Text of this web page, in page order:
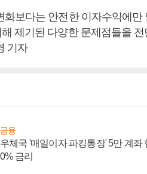
화보다는 안전한 이자수익에
제기된 다양한 문제점들을
기자
금융
우체국 '매일이자 파킹통장' 5만 계좌
0% 금리